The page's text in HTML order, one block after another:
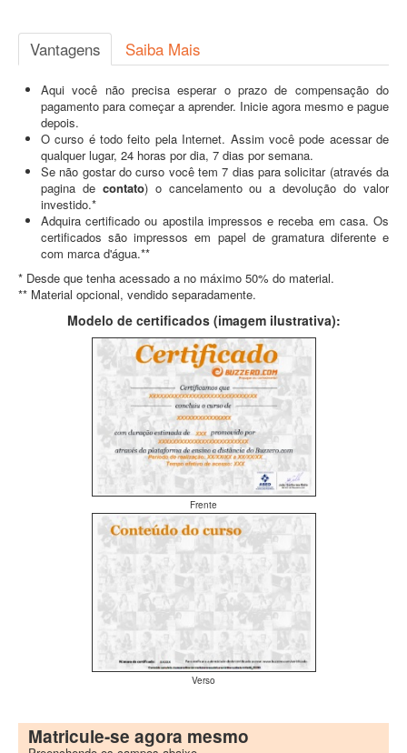
Vantagens Saiba Mais
Aqui você não precisa esperar o prazo de compensação do
pagamento para começar a aprender. Inicie agora mesmo e pague
depois.
O curso é todo feito pela Internet. Assim você pode acessar de
qualquer lugar, 24 horas por dia, 7 dias por semana.
Se não gostar do curso você tem 7 dias para solicitar (através da
pagina de contato) o cancelamento ou a devolução do valor
investido.*
Adquira certificado ou apostila impressos e receba em casa. Os
certificados são impressos em papel de gramatura diferente e
com marca d'água.**
* Desde que tenha acessado a no máximo 50% do material.
** Material opcional, vendido separadamente.
Modelo de certificados (imagem ilustrativa):
Frente
Verso
Matricule-se agora mesmo